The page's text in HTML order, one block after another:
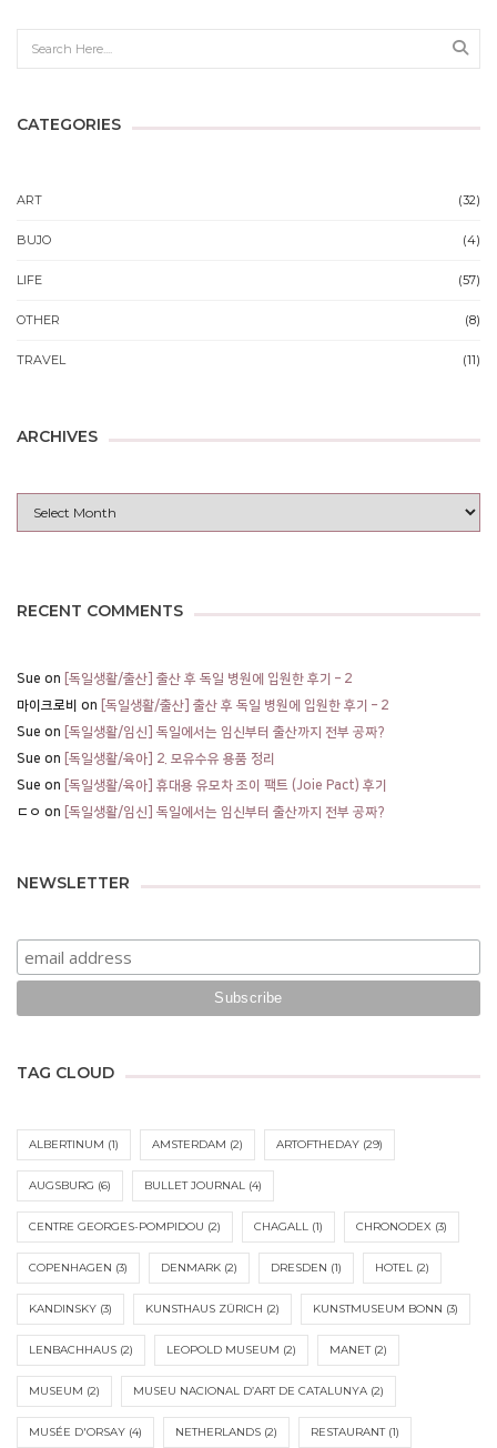
CATEGORIES
ART (32)
BUJO (4)
LIFE (57)
OTHER (8)
TRAVEL (11)
ARCHIVES
RECENT COMMENTS
Sue on
[독일생활/출산] 출산 후 독일 병원에 입원한 후기 – 2
마이크로비 on
[독일생활/출산] 출산 후 독일 병원에 입원한 후기 – 2
Sue on
[독일생활/임신] 독일에서는 임신부터 출산까지 전부 공짜?
Sue on
[독일생활/육아] 2. 모유수유 용품 정리
Sue on
[독일생활/육아] 휴대용 유모차 조이 팩트 (Joie Pact) 후기
ㄷㅇ on [독일생활/임신] 독일에서는 임신부터 출산까지 전부 공짜?
NEWSLETTER
TAG CLOUD
ALBERTINUM (1) AMSTERDAM (2) ARTOFTHEDAY (29)
AUGSBURG (6) BULLET JOURNAL (4)
CENTRE GEORGES-POMPIDOU (2) CHAGALL (1) CHRONODEX (3)
COPENHAGEN (3) DENMARK (2) DRESDEN (1) HOTEL (2)
KANDINSKY (3) KUNSTHAUS ZÜRICH (2) KUNSTMUSEUM BONN (3)
LENBACHHAUS (2) LEOPOLD MUSEUM (2) MANET(2)
MUSEUM (2) MUSEU NACIONAL D’ART DE CATALUNYA (2)
MUSÉE D'ORSAY (4) NETHERLANDS (2) RESTAURANT(1)